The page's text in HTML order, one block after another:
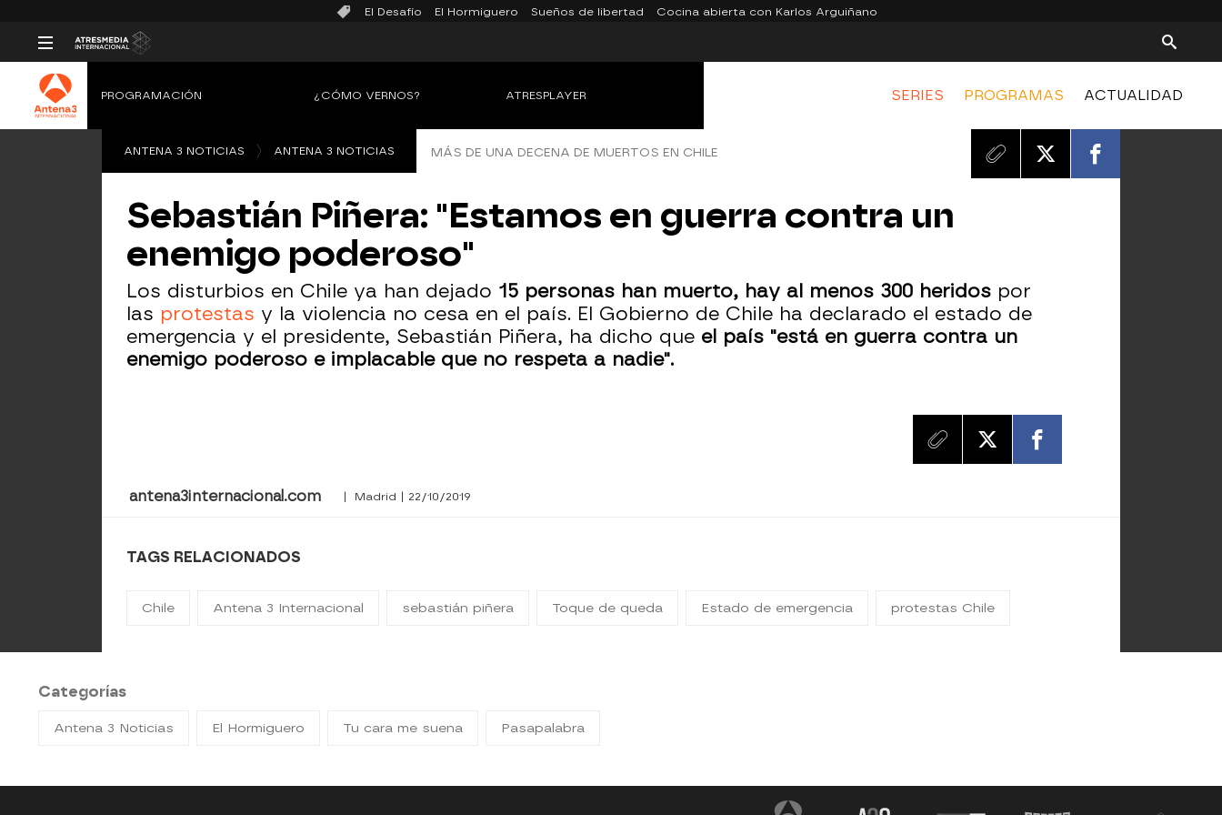
El Desafío El Hormiguero Sueños de libertad Cocina abierta con Karlos Arguiñano
SERIES PROGRAMAS ACTUALIDAD
PROGRAMACIÓN ¿CÓMO VERNOS? ATRESPLAYER
ANTENA 3 NOTICIAS ANTENA 3 NOTICIAS MÁS DE UNA DECENA DE MUERTOS EN CHILE
Sebastián Piñera: "Estamos en guerra contra un
enemigo poderoso"
Los disturbios en Chile ya han dejado 15 personas han muerto, hay al menos 300 heridos por
las protestas y la violencia no cesa en el país. El Gobierno de Chile ha declarado el estado de
emergencia y el presidente, Sebastián Piñera, ha dicho que el país "está en guerra contra un
enemigo poderoso e implacable que no respeta a nadie".
antena3internacional.com | Madrid | 22/10/2019
TAGS RELACIONADOS
Chile Antena 3 Internacional sebastián piñera Toque de queda Estado de emergencia protestas Chile
Categorías
Antena 3 Noticias El Hormiguero Tu cara me suena Pasapalabra